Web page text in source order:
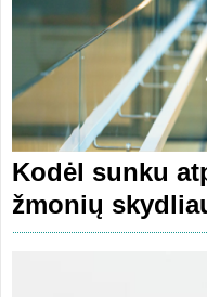
Kodėl sunku
žmonių